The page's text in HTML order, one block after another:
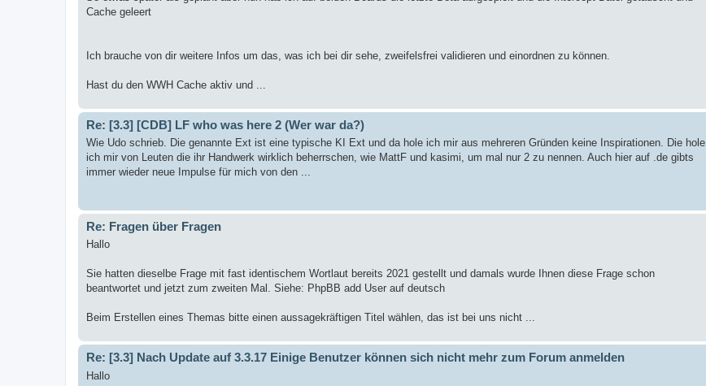
Cache geleert
Ich brauche von dir weitere Infos um das, was ich bei dir sehe, zweifelsfrei validieren und einordnen zu können.
Hast du den WWH Cache aktiv und ...
Re: [3.3] [CDB] LF who was here 2 (Wer war da?)
Wie Udo schrieb. Die genannte Ext ist eine typische KI Ext und da hole ich mir aus mehreren Gründen keine Inspirationen. Die hole
ich mir von Leuten die ihr Handwerk wirklich beherrschen, wie MattF und kasimi, um mal nur 2 zu nennen. Auch hier auf .de gibts
immer wieder neue Impulse für mich von den ...
Re: Fragen über Fragen
Hallo
Sie hatten dieselbe Frage mit fast identischem Wortlaut bereits 2021 gestellt und damals wurde Ihnen diese Frage schon
beantwortet und jetzt zum zweiten Mal. Siehe: PhpBB add User auf deutsch
Beim Erstellen eines Themas bitte einen aussagekräftigen Titel wählen, das ist bei uns nicht ...
Re: [3.3] Nach Update auf 3.3.17 Einige Benutzer können sich nicht mehr zum Forum anmelden
Hallo